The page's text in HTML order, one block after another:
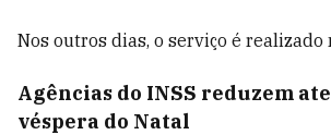
Nos outros dias, o serviço é
Agências do INSS reduzem
véspera do Natal